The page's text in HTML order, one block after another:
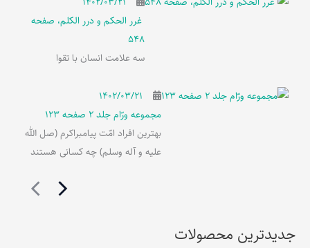
غرر الحکم و درر الکلم، صفحه
548
سه علامت انسان با تقوا
۱۴۰۲/۰۳/۲۱
مجموعه ورّام جلد 2 صفحه 123
بهترین افراد امّت پیامبراکرم (صل الله
علیه و آله وسلم) چه کسانی هستند
جدیدترین محصولات